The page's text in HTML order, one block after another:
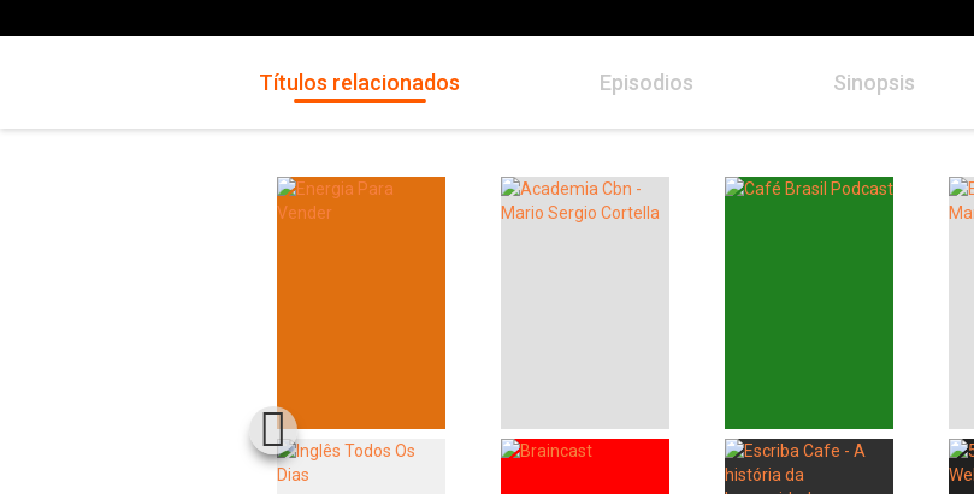
Títulos relacionados Episodios Sinopsis